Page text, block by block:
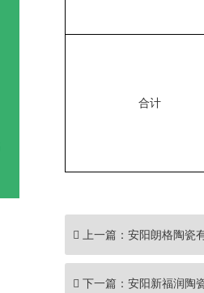
合计
上一篇： 安阳朗格陶瓷
下一篇： 安阳新福润陶